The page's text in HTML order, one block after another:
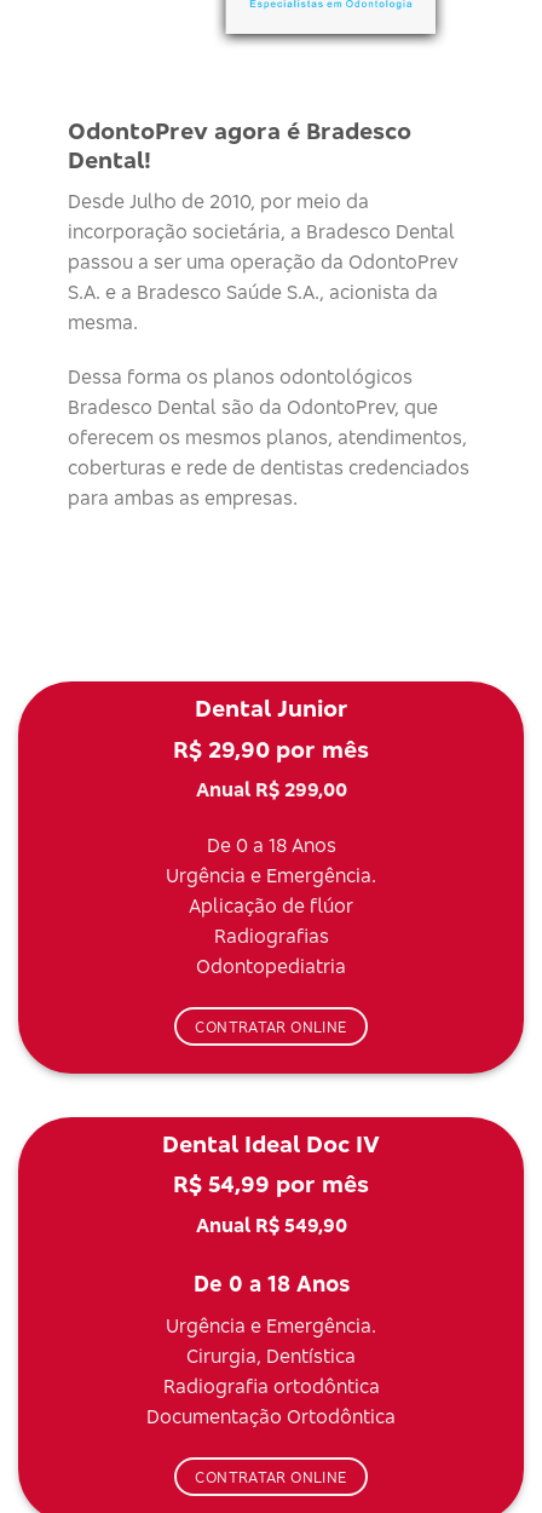
OdontoPrev agora é Bradesco
Dental!
Desde Julho de 2010, por meio da
incorporação societária, a Bradesco Dental
passou a ser uma operação da OdontoPrev
S.A. e a Bradesco Saúde S.A., acionista da
mesma.
Dessa forma os planos odontológicos
Bradesco Dental são da OdontoPrev, que
oferecem os mesmos planos, atendimentos,
coberturas e rede de dentistas credenciados
para ambas as empresas.
Dental Junior
R$ 29,90 por mês
Anual R$ 299,00
De 0 a 18 Anos
Urgência e Emergência.
Aplicação de flúor
Radiografias
Odontopediatria
CONTRATAR ONLINE
Dental Ideal Doc IV
R$ 54,99 por mês
Anual R$ 549,90
De 0 a 18 Anos
Urgência e Emergência.
Cirurgia, Dentística
Radiografia ortodôntica
Documentação Ortodôntica
CONTRATAR ONLINE